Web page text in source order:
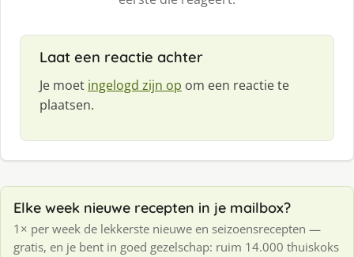
Laat een reactie achter
Je moet ingelogd zijn op om een reactie te
plaatsen.
Elke week nieuwe recepten in je mailbox?
1× per week de lekkerste nieuwe en seizoensrecepten —
gratis, en je bent in goed gezelschap: ruim 14.000 thuiskoks